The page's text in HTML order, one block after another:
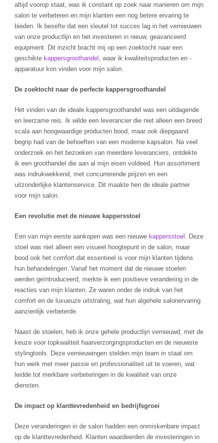
Blog
altijd voorop staat, was ik constant op zoek naar manieren om mijn
salon te verbeteren en mijn klanten een nog betere ervaring te
bieden. Ik besefte dat een sleutel tot succes lag in het vernieuwen
van onze productlijn en het investeren in nieuw, geavanceerd
equipment. Dit inzicht bracht mij op een zoektocht naar een
geschikte kappersgroothandel , waar ik kwaliteitsproducten en -
apparatuur kon vinden voor mijn salon.
De zoektocht naar de perfecte kappersgroothandel
Het vinden van de ideale kappersgroothandel was een uitdagende
en leerzame reis. Ik wilde een leverancier die niet alleen een breed
scala aan hoogwaardige producten bood, maar ook diepgaand
begrip had van de behoeften van een moderne kapsalon. Na veel
onderzoek en het bezoeken van meerdere leveranciers, ontdekte
ik een groothandel die aan al mijn eisen voldeed. Hun assortiment
was indrukwekkend, met concurrerende prijzen en een
uitzonderlijke klantenservice. Dit maakte hen de ideale partner
voor mijn salon.
Een revolutie met de nieuwe kappersstoel
Een van mijn eerste aankopen was een nieuwe kappersstoel . Deze
stoel was niet alleen een visueel hoogtepunt in de salon, maar
bood ook het comfort dat essentieel is voor mijn klanten tijdens
hun behandelingen. Vanaf het moment dat de nieuwe stoelen
werden geïntroduceerd, merkte ik een positieve verandering in de
reacties van mijn klanten. Ze waren onder de indruk van het
comfort en de luxueuze uitstraling, wat hun algehele salonervaring
aanzienlijk verbeterde.
Naast de stoelen, heb ik onze gehele productlijn vernieuwd, met de
keuze voor topkwaliteit haarverzorgingsproducten en de nieuwste
stylingtools. Deze vernieuwingen stelden mijn team in staat om
hun werk met meer passie en professionaliteit uit te voeren, wat
leidde tot merkbare verbeteringen in de kwaliteit van onze
diensten.
De impact op klanttevredenheid en bedrijfsgroei
Deze veranderingen in de salon hadden een onmiskenbare impact
op de klanttevredenheid. Klanten waardeerden de investeringen in